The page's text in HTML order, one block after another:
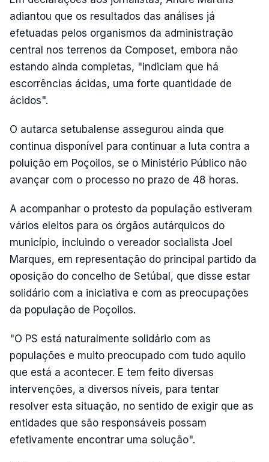
adiantou que os resultados das análises já
efetuadas pelos organismos da administração
central nos terrenos da Composet, embora não
estando ainda completas, "indiciam que há
escorrências ácidas, uma forte quantidade de
ácidos".
O autarca setubalense assegurou ainda que
continua disponível para continuar a luta contra a
poluição em Poçoilos, se o Ministério Público não
avançar com o processo no prazo de 48 horas.
A acompanhar o protesto da população estiveram
vários eleitos para os órgãos autárquicos do
município, incluindo o vereador socialista Joel
Marques, em representação do principal partido da
oposição do concelho de Setúbal, que disse estar
solidário com a iniciativa e com as preocupações
da população de Poçoilos.
"O PS está naturalmente solidário com as
populações e muito preocupado com tudo aquilo
que está a acontecer. E tem feito diversas
intervenções, a diversos níveis, para tentar
resolver esta situação, no sentido de exigir que as
entidades que são responsáveis possam
efetivamente encontrar uma solução".